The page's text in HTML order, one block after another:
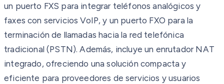
un puerto FXS para integrar teléfonos analógicos y
faxes con servicios VoIP, y un puerto FXO para la
terminación de llamadas hacia la red telefónica
tradicional (PSTN). Además, incluye un enrutador NAT
integrado, ofreciendo una solución compacta y
eficiente para proveedores de servicios y usuarios